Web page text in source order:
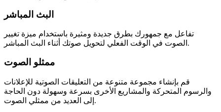
البث المباشر
تفاعل مع جمهورك بطرق جديدة ومثيرة باستخدام ميزة تغيير
الصوت في الوقت الفعلي لتحويل صوتك أثناء البث المباشر.
ممثلو الصوت
قم بإنشاء مجموعة متنوعة من التعليقات الصوتية للإعلانات
والرسوم المتحركة والمشاريع الأخرى بسرعة وسهولة دون الحاجة
إلى العديد من ممثلي الصوت.